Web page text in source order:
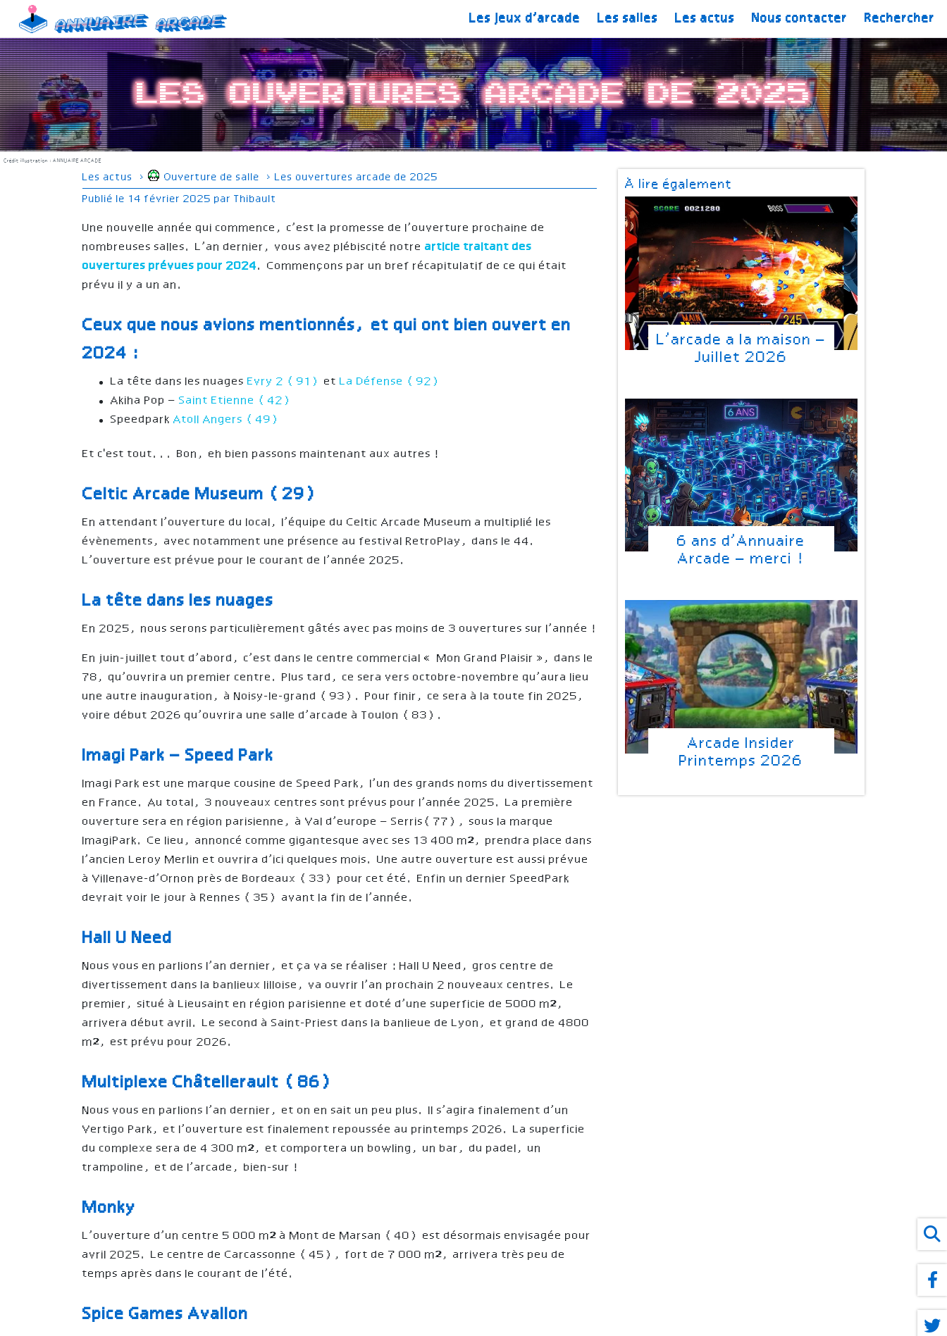
content
Annuaire Arcade Les jeux d’arcade Les salles Les actus Nous contacter Rechercher
Les ouvertures arcade de 2025
Crédit illustration : ANNUAIRE ARCADE
Les actus › Ouverture de salle › Les ouvertures arcade de 2025
Publié le 14 février 2025 par Thibault
Une nouvelle année qui commence, c’est la promesse de l’ouverture prochaine de
nombreuses salles. L’an dernier, vous avez plébiscité notre article traitant des
ouvertures prévues pour 2024. Commençons par un bref récapitulatif de ce qui était
prévu il y a un an.
Ceux que nous avions mentionnés, et qui ont bien ouvert en
2024 :
La tête dans les nuages Evry 2 (91) et La Défense (92)
Akiha Pop – Saint Etienne (42)
Speedpark Atoll Angers (49)
Et c'est tout... Bon, eh bien passons maintenant aux autres !
Celtic Arcade Museum (29)
En attendant l’ouverture du local, l’équipe du Celtic Arcade Museum a multiplié les
évènements, avec notamment une présence au festival RetroPlay, dans le 44.
L’ouverture est prévue pour le courant de l’année 2025.
La tête dans les nuages
En 2025, nous serons particulièrement gâtés avec pas moins de 3 ouvertures sur l’année !
En juin-juillet tout d’abord, c’est dans le centre commercial « Mon Grand Plaisir », dans le
78, qu’ouvrira un premier centre. Plus tard, ce sera vers octobre-novembre qu’aura lieu
une autre inauguration, à Noisy-le-grand (93). Pour finir, ce sera à la toute fin 2025,
voire début 2026 qu’ouvrira une salle d’arcade à Toulon (83).
Imagi Park – Speed Park
Imagi Park est une marque cousine de Speed Park, l’un des grands noms du divertissement
en France. Au total, 3 nouveaux centres sont prévus pour l’année 2025. La première
ouverture sera en région parisienne, à Val d’europe – Serris(77), sous la marque
ImagiPark. Ce lieu, annoncé comme gigantesque avec ses 13 400 m², prendra place dans
l’ancien Leroy Merlin et ouvrira d’ici quelques mois. Une autre ouverture est aussi prévue
à Villenave-d’Ornon près de Bordeaux (33) pour cet été. Enfin un dernier SpeedPark
devrait voir le jour à Rennes (35) avant la fin de l’année.
Hall U Need
Nous vous en parlions l’an dernier, et ça va se réaliser : Hall U Need, gros centre de
divertissement dans la banlieux lilloise, va ouvrir l’an prochain 2 nouveaux centres. Le
premier, situé à Lieusaint en région parisienne et doté d’une superficie de 5000 m²,
arrivera début avril. Le second à Saint-Priest dans la banlieue de Lyon, et grand de 4800
m², est prévu pour 2026.
Multiplexe Châtellerault (86)
Nous vous en parlions l’an dernier, et on en sait un peu plus. Il s’agira finalement d’un
Vertigo Park, et l’ouverture est finalement repoussée au printemps 2026. La superficie
du complexe sera de 4 300 m², et comportera un bowling, un bar, du padel, un
trampoline, et de l’arcade, bien-sur !
Monky
L’ouverture d’un centre 5 000 m² à Mont de Marsan (40) est désormais envisagée pour
avril 2025. Le centre de Carcassonne (45), fort de 7 000 m², arrivera très peu de
temps après dans le courant de l’été.
Spice Games Avallon
À lire également
L’arcade a la maison –
Juillet 2026
6 ans d’Annuaire
Arcade – merci !
Arcade Insider
Printemps 2026